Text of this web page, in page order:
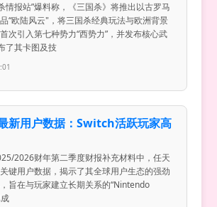
情报站”爆料称，《三国杀》将推出以古罗马
“欧陆风云"，将三国杀经典玩法与欧洲背景
次引入第七种势力“西势力”，并发布核心武
了其卡图及技
新用户数据：Switch活跃玩家高
2026财年第二季度财报补充材料中，任天
键用户数据，揭示了其全球用户生态的强劲
旨在与玩家建立长期关系的“Nintendo